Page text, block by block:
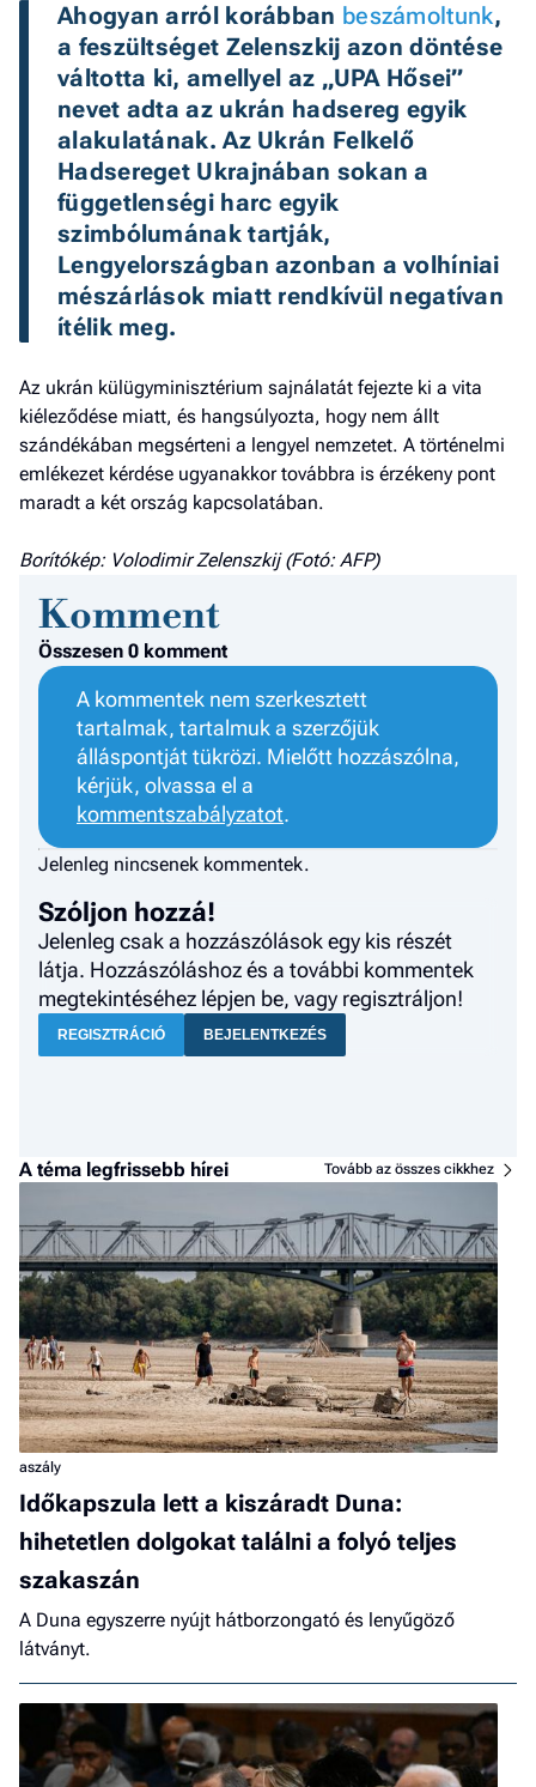
Ahogyan arról korábban beszámoltunk,
a feszültséget Zelenszkij azon döntése
váltotta ki, amellyel az „UPA Hősei”
nevet adta az ukrán hadsereg egyik
alakulatának. Az Ukrán Felkelő
Hadsereget Ukrajnában sokan a
függetlenségi harc egyik
szimbólumának tartják,
Lengyelországban azonban a volhíniai
mészárlások miatt rendkívül negatívan
ítélik meg.
Az ukrán külügyminisztérium sajnálatát fejezte ki a vita
kiéleződése miatt, és hangsúlyozta, hogy nem állt
szándékában megsérteni a lengyel nemzetet. A történelmi
emlékezet kérdése ugyanakkor továbbra is érzékeny pont
maradt a két ország kapcsolatában.
Borítókép: Volodimir Zelenszkij (Fotó: AFP)
Komment
Összesen 0 komment
A kommentek nem szerkesztett
tartalmak, tartalmuk a szerzőjük
álláspontját tükrözi. Mielőtt hozzászólna,
kérjük, olvassa el a
kommentszabályzatot.
Jelenleg nincsenek kommentek.
Szóljon hozzá!
Jelenleg csak a hozzászólások egy kis részét
látja. Hozzászóláshoz és a további kommentek
megtekintéséhez lépjen be, vagy regisztráljon!
REGISZTRÁCIÓ BEJELENTKEZÉS
A téma legfrissebb hírei Tovább az összes cikkhez
aszály
Időkapszula lett a kiszáradt Duna:
hihetetlen dolgokat találni a folyó teljes
szakaszán
A Duna egyszerre nyújt hátborzongató és lenyűgöző
látványt.